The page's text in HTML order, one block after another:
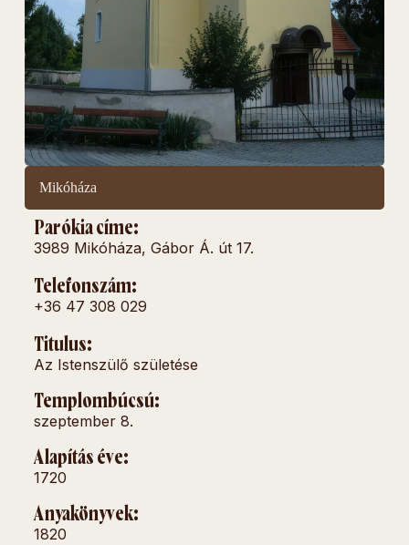
Mikóháza
Parókia címe:
3989 Mikóháza, Gábor Á. út 17.
Telefonszám:
+36 47 308 029
Titulus:
Az Istenszülő születése
Templombúcsú:
szeptember 8.
Alapítás éve:
1720
Anyakönyvek:
1820